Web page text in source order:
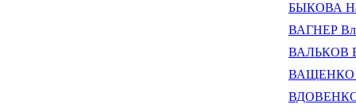
БЫКОВА
ВАГНЕР
ВАЛЬКОВ
ВАЩЕНКО
ВДОВЕНКО